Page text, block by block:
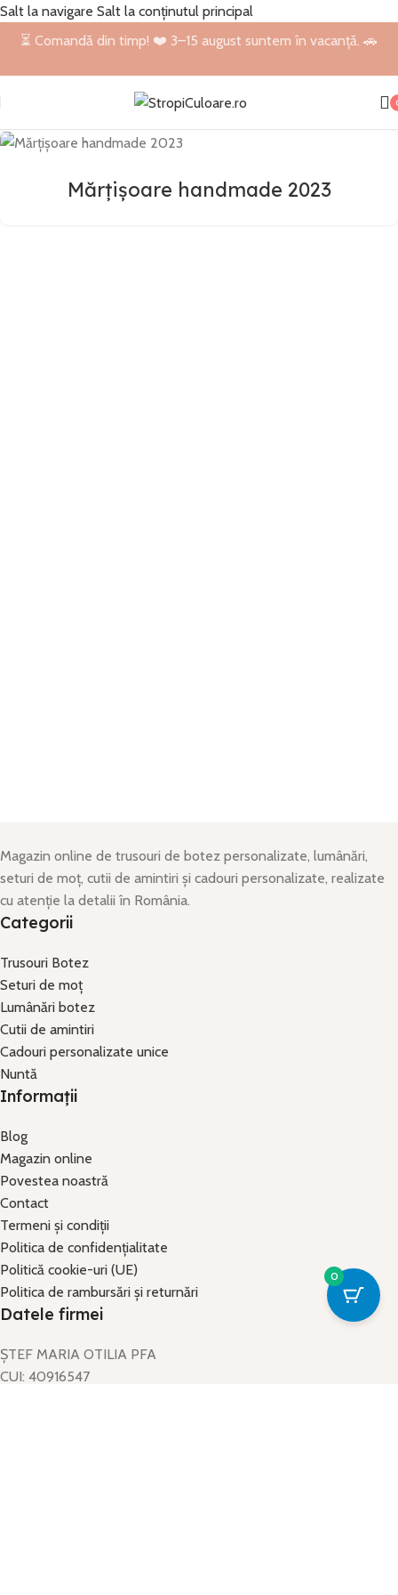
Salt la navigare Salt la conținutul principal
⏳ Comandă din timp! ❤️ 3–15 august suntem în vacanță. 🚗
Mărțișoare handmade 2023
Magazin online de trusouri de botez personalizate, lumânări,
seturi de moț, cutii de amintiri și cadouri personalizate, realizate
cu atenție la detalii în România.
Categorii
Trusouri Botez
Seturi de moț
Lumânări botez
Cutii de amintiri
Cadouri personalizate unice
Nuntă
Informații
Blog
Magazin online
Povestea noastră
Contact
Termeni și condiții
Politica de confidențialitate
Politică cookie-uri (UE)
Politica de rambursări și returnări
Datele firmei
ŞTEF MARIA OTILIA PFA
CUI: 40916547
0